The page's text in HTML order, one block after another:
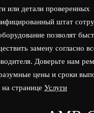
или детали проверенных
штат
позволят
замену согласно
Доверьте нам
цены и сроки
странице Услуги